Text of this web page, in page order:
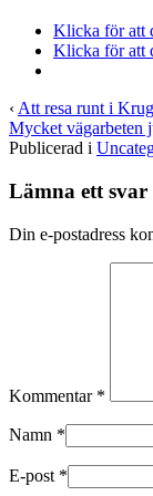
Klicka för att
Klicka för att
‹ Att resa runt i
Mycket vägarbeten
Publicerad i
Lämna ett svar
Din e-postadress
Kommentar *
Namn *
E-post *